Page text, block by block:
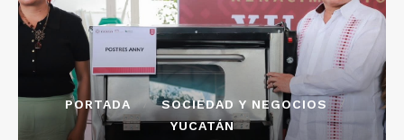
PORTADA
SOCIEDAD Y NEGOCIOS
YUCATÁN